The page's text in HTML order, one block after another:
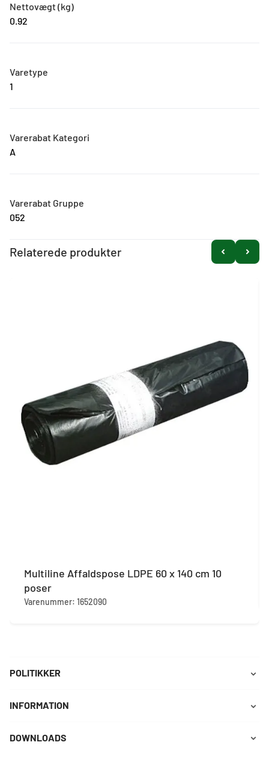
Nettovægt (kg)
0.92
Varetype
1
Varerabat Kategori
A
Varerabat Gruppe
052
Relaterede produkter
Multiline Affaldspose LDPE 60 x 140 cm 10
poser
Varenummer: 1652090
POLITIKKER
INFORMATION
DOWNLOADS